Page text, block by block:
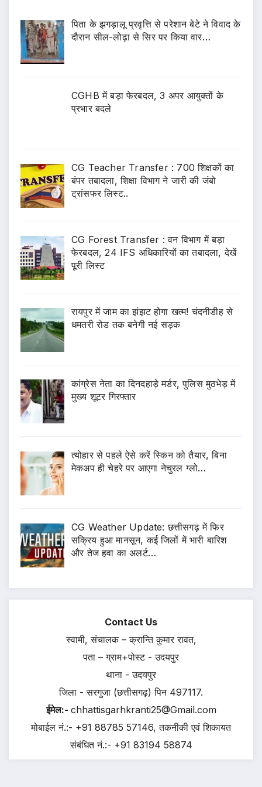
पिता के झगड़ालू प्रवृत्ति से परेशान बेटे ने विवाद के
दौरान सील-लोढ़ा से सिर पर किया वार…
CGHB में बड़ा फेरबदल, 3 अपर आयुक्तों के
प्रभार बदले
CG Teacher Transfer : 700 शिक्षकों का
बंपर तबादला, शिक्षा विभाग ने जारी की जंबो
ट्रांसफर लिस्ट..
CG Forest Transfer : वन विभाग में बड़ा
फेरबदल, 24 IFS अधिकारियों का तबादला, देखें
पूरी लिस्ट
रायपुर में जाम का झंझट होगा खत्म! चंदनीडीह से
धमतरी रोड तक बनेगी नई सड़क
कांग्रेस नेता का दिनदहाड़े मर्डर, पुलिस मुठभेड़ में
मुख्य शूटर गिरफ्तार
त्योहार से पहले ऐसे करें स्किन को तैयार, बिना
मेकअप ही चेहरे पर आएगा नेचुरल ग्लो…
CG Weather Update: छत्तीसगढ़ में फिर
सक्रिय हुआ मानसून, कई जिलों में भारी बारिश
और तेज हवा का अलर्ट…
Contact Us
स्वामी, संचालक – क्रान्ति कुमार रावत,
पता – ग्राम+पोस्ट - उदयपुर
थाना - उदयपुर
जिला - सरगुजा (छत्तीसगढ़) पिन 497117.
ईमेल:- chhattisgarhkranti25@Gmail.com
मोबाईल नं.:- +91 88785 57146, तकनीकी एवं शिकायत
संबंधित नं.:- +91 83194 58874